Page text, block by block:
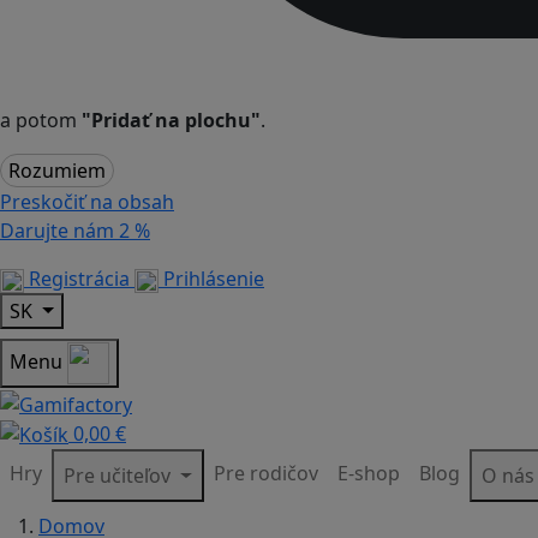
a potom "Pridať na plochu".
Rozumiem
Preskočiť na obsah
Darujte nám 2 %
Registrácia
Prihlásenie
SK
Menu
0,00 €
Hry
Pre učiteľov Pre rodičov E-shop Blog
O nás
Domov